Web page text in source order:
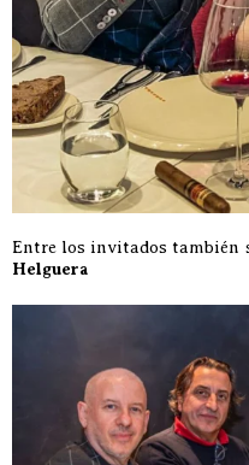
Entre los invitados también
Helguera